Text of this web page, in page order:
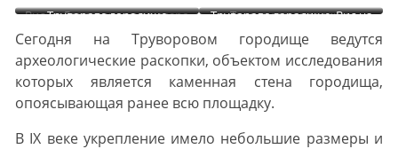
Вид на Городищенское озеро
с Труворова городища
Труворово городище.
Труворово городище
Труворово городище. Вид на
Сегодня на Труворовом городище ведутся
археологические раскопки, объектом исследования
которых является каменная стена городища,
опоясывающая ранее всю площадку.
В IX веке укрепление имело небольшие размеры и